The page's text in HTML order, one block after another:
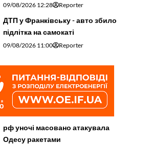
09/08/2026 12:28 Reporter
ДТП у Франківську - авто збило
підлітка на самокаті
09/08/2026 11:00 Reporter
рф уночі масовано атакувала
Одесу ракетами